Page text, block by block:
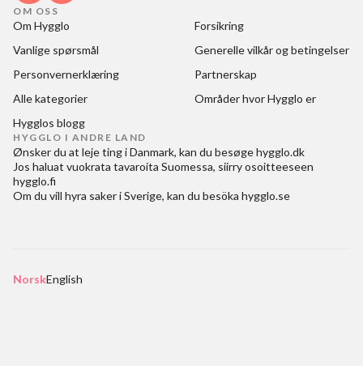
OM OSS
Om Hygglo
Forsikring
Vanlige spørsmål
Generelle vilkår og betingelser
Personvernerklæring
Partnerskap
Alle kategorier
Områder hvor Hygglo er
Hygglos blogg
HYGGLO I ANDRE LAND
Ønsker du at leje ting i Danmark, kan du besøgehygglo.dk
Jos haluat vuokrata tavaroita Suomessa, siirry osoitteeseen
hygglo.fi
Om du vill hyra saker i Sverige, kan du besöka hygglo.se
NorskEnglish